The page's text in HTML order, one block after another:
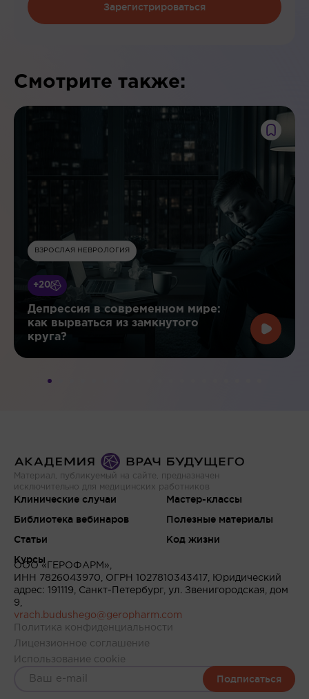
Зарегистрироваться
Смотрите также:
ВЗРОСЛАЯ НЕВРОЛОГИЯ
+20
Депрессия в современном мире:
как вырваться из замкнутого
круга?
Материал, публикуемый на сайте, предназначен
исключительно для медицинских работников
Клинические случаи
Библиотека вебинаров
Статьи
Курсы
Мастер-классы
Полезные материалы
Код жизни
ООО «ГЕРОФАРМ»,
ИНН 7826043970, ОГРН 1027810343417, Юридический
адрес: 191119, Санкт-Петербург, ул. Звенигородская, дом
9,
vrach.budushego@geropharm.com
Политика конфиденциальности
Лицензионное соглашение
Использование cookie
Подписаться